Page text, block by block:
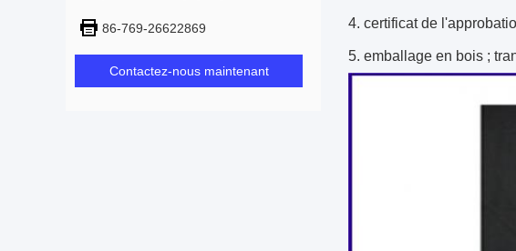
86-769-26622869
Contactez-nous maintenant
4. certificat de
5. emballage en bois ;